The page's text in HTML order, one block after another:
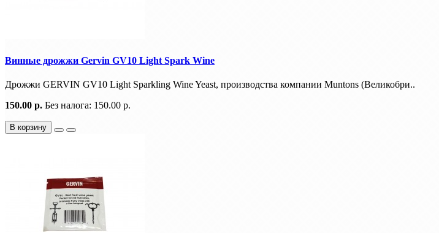
Винные дрожжи Gervin GV10 Light Spark Wine
Дрожжи GERVIN GV10 Light Sparkling Wine Yeast, производства компании Muntons (Великобри..
150.00 р. Без налога: 150.00 р.
В корзину